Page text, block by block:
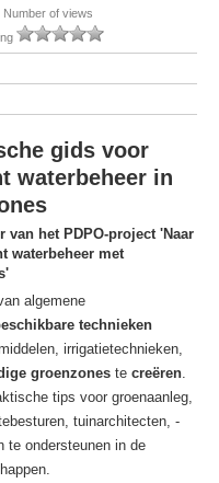
Number of views
gids voor
waterbeheer in
van het PDPO-project 'Naar
waterbeheer met
algemene
technieken
irrigatietechnieken,
groenzones te creëren.
tips voor groenaanleg,
tuinarchitecten, -
te ondersteunen in de